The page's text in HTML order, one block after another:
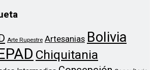
Arte Rupestre Artesanias Bolivia
Chiquitania